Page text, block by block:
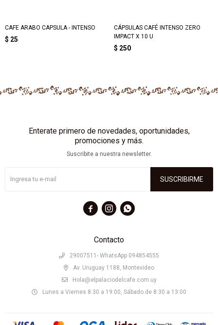
CAFE ARABO CAPSULA - INTENSO
$ 25
CÁPSULAS CAFÉ INTENSO ZERO
IMPACT X 10 U
$ 250
Contacto
29007511- WhatsApp 094854555
Av. Uruguay 1188, Montevideo
Hola@elpalaciodelcafe.com.uy
Lunes a Viernes 8:30 a 19:00, Sábado de 8:30 a 13:00
Enterate primero de novedades, oportunidades,
promociones y más.
Suscribite a nuestra newsletter.
SUSCRIBIRME
  